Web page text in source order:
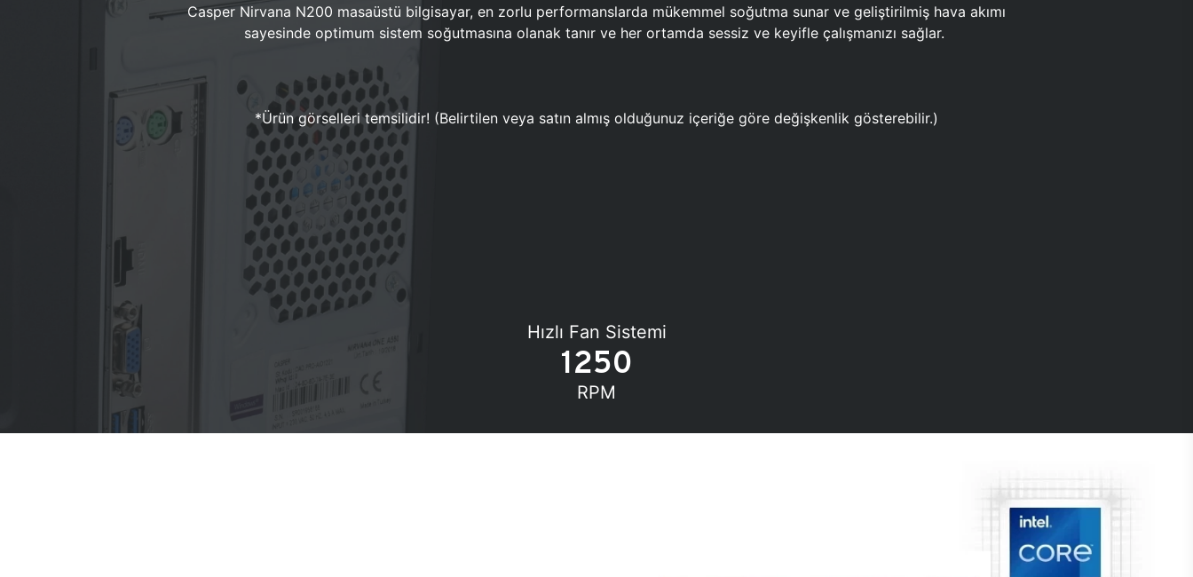
Casper Nirvana N200 masaüstü bilgisayar, en zorlu performanslarda mükemmel soğutma sunar ve geliştirilmiş hava akımı
sayesinde optimum sistem soğutmasına olanak tanır ve her ortamda sessiz ve keyifle çalışmanızı sağlar.
*Ürün görselleri temsilidir! (Belirtilen veya satın almış olduğunuz içeriğe göre değişkenlik gösterebilir.)
Hızlı Fan Sistemi
1250
RPM